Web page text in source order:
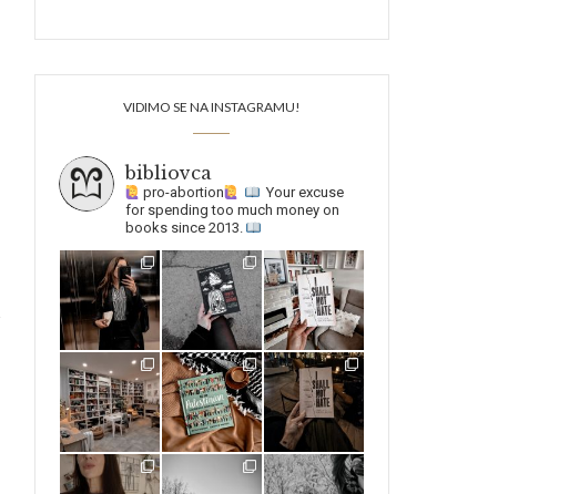
VIDIMO SE NA INSTAGRAMU!
bibliovca
pro-abortion
Your excuse
for spending too much money on
books since 2013.